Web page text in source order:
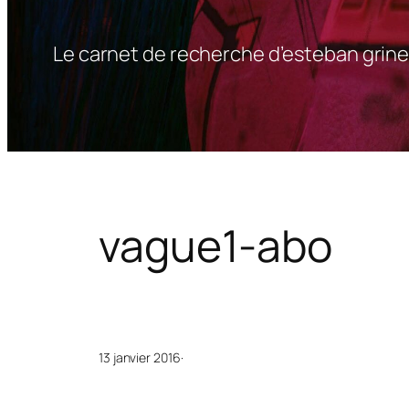
Le carnet de recherche d’esteban
vague1-abo
13 janvier 2016·